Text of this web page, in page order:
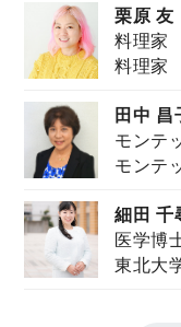
栗原 友
料理家
料理家
田中 昌
モンテ
ズハウ
モンテ
細田 千
医学博
東北大